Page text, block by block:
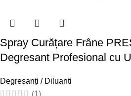
Spray Curățare Frâne
Degresant Profesional cu
Degresanți / Diluanti
(1)